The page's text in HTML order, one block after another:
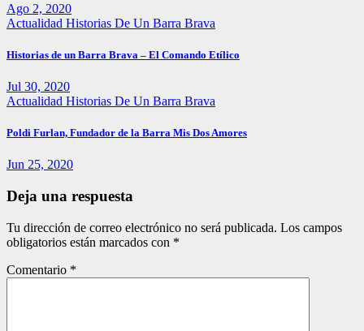
Ago 2, 2020
Actualidad Historias De Un Barra Brava
Historias de un Barra Brava – El Comando Etílico
Jul 30, 2020
Actualidad Historias De Un Barra Brava
Poldi Furlan, Fundador de la Barra Mis Dos Amores
Jun 25, 2020
Deja una respuesta
Tu dirección de correo electrónico no será publicada. Los campos
obligatorios están marcados con *
Comentario *